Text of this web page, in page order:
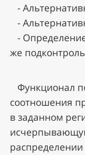
-
-
-
же
Функционал
соотношения
в заданном
распределении